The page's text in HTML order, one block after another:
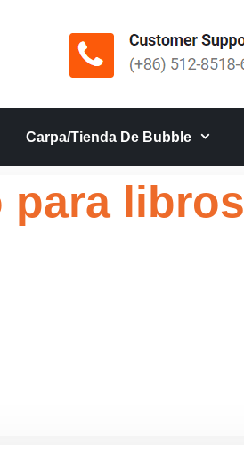
Carpa/tienda De Bubble
para libros